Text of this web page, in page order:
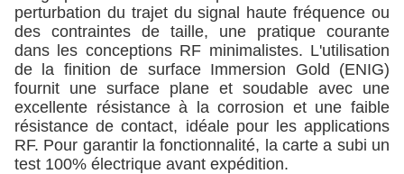
perturbation du trajet du signal haute fréquence ou
des contraintes de taille, une pratique courante
dans les conceptions RF minimalistes. L'utilisation
de la finition de surface Immersion Gold (ENIG)
fournit une surface plane et soudable avec une
excellente résistance à la corrosion et une faible
résistance de contact, idéale pour les applications
RF. Pour garantir la fonctionnalité, la carte a subi un
test 100% électrique avant expédition.